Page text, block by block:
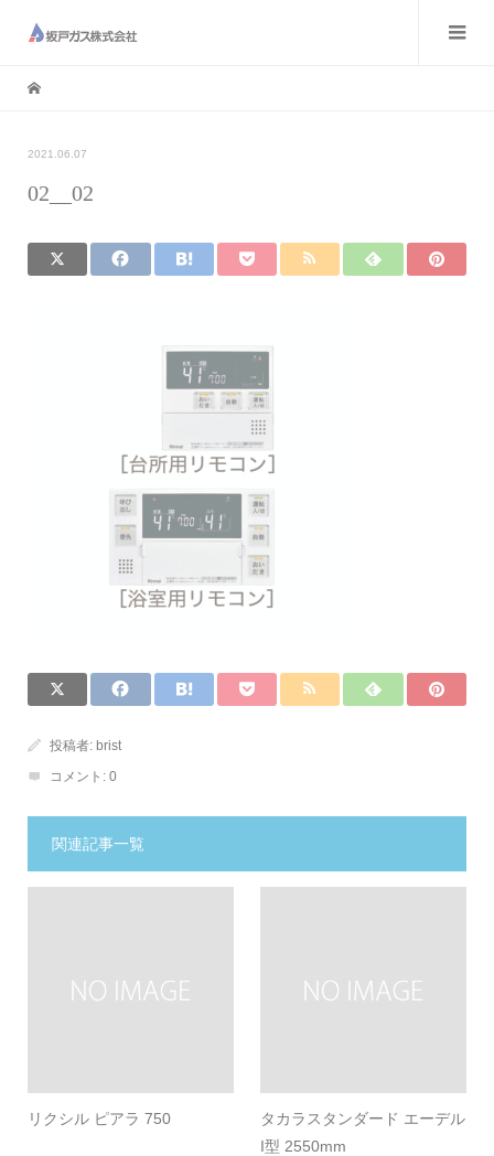
2021.06.07
02__02
投稿者: brist
コメント: 0
関連記事一覧
リクシル ピアラ 750
タカラスタンダード エーデル
I型 2550mm